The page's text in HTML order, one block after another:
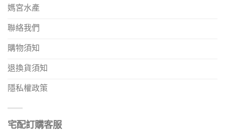
媽宮水產
聯絡我們
購物須知
退換貨須知
隱私權政策
宅配訂購客服